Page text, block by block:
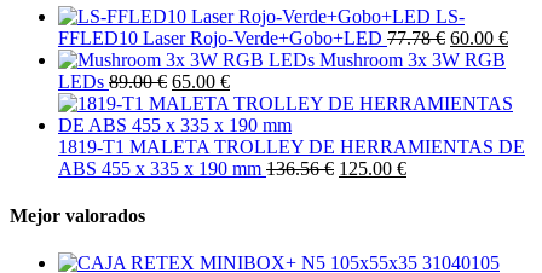
LS-
FFLED10 Laser Rojo-Verde+Gobo+LED 77.78 € 60.00 €
Mushroom 3x 3W RGB
LEDs 89.00 € 65.00 €
1819-T1 MALETA TROLLEY DE HERRAMIENTAS DE
ABS 455 x 335 x 190 mm 136.56 € 125.00 €
Mejor valorados